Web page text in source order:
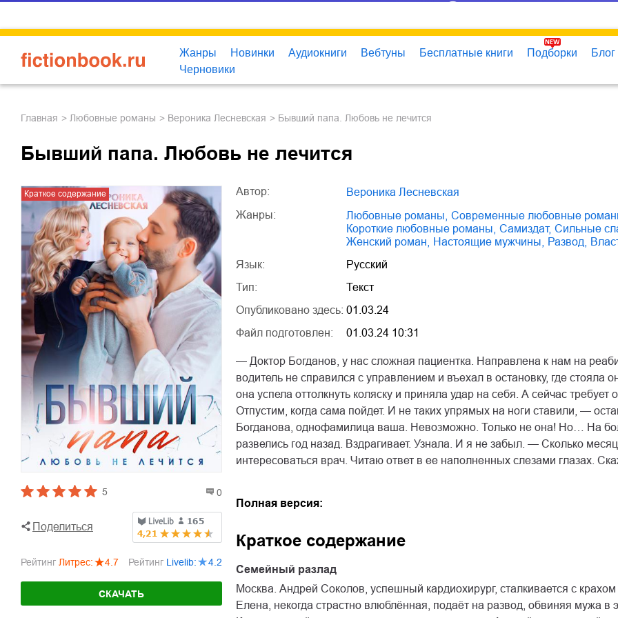
Жанры Новинки Аудиокниги Вебтуны Бесплатные книги Подборки
Блог
Черновики
Главная любовные романы Вероника Лесневская Бывший папа. Любовь не лечится
Бывший папа. Любовь не лечится
Краткое содержание
5 0
Поделиться
Рейтинг Литрес: 4.7 Рейтинг Livelib: 4.2
СКАЧАТЬ
Автор:
Вероника Лесневская
Жанры:
любовные романы
современные любовные
короткие любовные романы
Самиздат,
сильные
женский роман
настоящие мужчины развод
Язык:
Русский
Тип:
Текст
Опубликовано здесь: 01.03.24
Файл подготовлен:
01.03.24 10:31
— Доктор Богданов, у нас сложная пациентка. Направлена к нам на
водитель не справился с управлением и въехал в остановку, где
она успела оттолкнуть коляску и приняла удар на себя. А сейчас
Отпустим, когда сама пойдет. И не таких упрямых на ноги ставили, —
Богданова, однофамилица ваша. Невозможно. Только не она! Но… На
развелись год назад. Вздрагивает. Узнала. И я не забыл. — Сколько
интересоваться врач. Читаю ответ в ее наполненных слезами глазах.
Полная версия:
Краткое содержание
Семейный разлад
Москва. Андрей Соколов, успешный кардиохирург, сталкивается с
Елена, некогда страстно влюблённая, подаёт на развод, обвиняя мужа в